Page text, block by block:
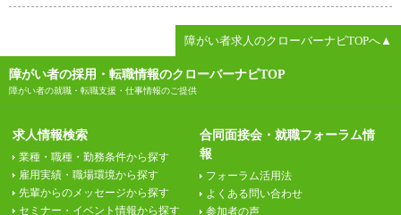
障がい者求人のクローバーナビTOPへ▲
障がい者の採用・転職情報のクローバーナビTOP
障がい者の就職・転職支援・仕事情報のご提供
求人情報検索
業種・職種・勤務条件から探す
雇用実績・職場環境から探す
先輩からのメッセージから探す
セミナー・イベント情報から探す
合同面接会・就職フォーラム情
報
フォーラム活用法
よくある問い合わせ
参加者の声